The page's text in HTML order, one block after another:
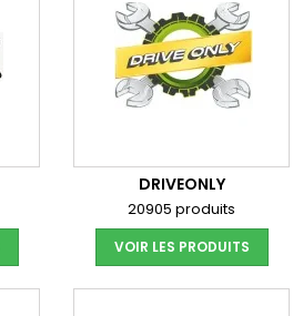
DRIVEONLY
20905 produits
VOIR LES PRODUITS